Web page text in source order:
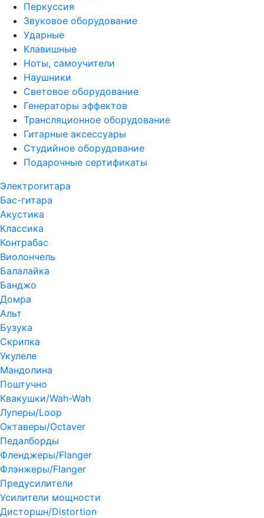
Перкуссия
Звуковое оборудование
Ударные
Клавишные
Ноты, самоучители
Наушники
Световое оборудование
Генераторы эффектов
Трансляционное оборудование
Гитарные аксессуары
Студийное оборудование
Подарочные сертификаты
Электрогитара
Бас-гитара
Акустика
Классика
Контрабас
Виолончель
Балалайка
Банджо
Домра
Альт
Бузука
Скрипка
Укулеле
Мандолина
Поштучно
Квакушки/Wah-Wah
Луперы/Loop
Октаверы/Octaver
Педалборды
Фленджеры/Flanger
Флэнжеры/Flanger
Предусилители
Усилители мощности
Дисторшн/Distortion